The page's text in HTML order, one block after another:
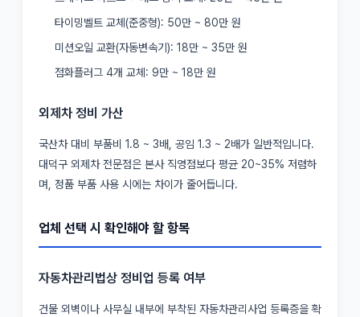
타이밍벨트 교체(준중형): 50만 ~ 80만 원
미션오일 교환(자동변속기): 18만 ~ 35만 원
점화플러그 4개 교체: 9만 ~ 18만 원
외제차 정비 가산
국산차 대비 부품비 1.8 ~ 3배, 공임 1.3 ~ 2배가 일반적입니다.
대덕구 외제차 전문점은 본사 직영점보다 평균 20~35% 저렴하
며, 정품 부품 사용 시에는 차이가 줄어듭니다.
업체 선택 시 확인해야 할 항목
자동차관리법상 정비업 등록 여부
건물 외벽이나 사무실 내부에 부착된 자동차관리사업 등록증을 확